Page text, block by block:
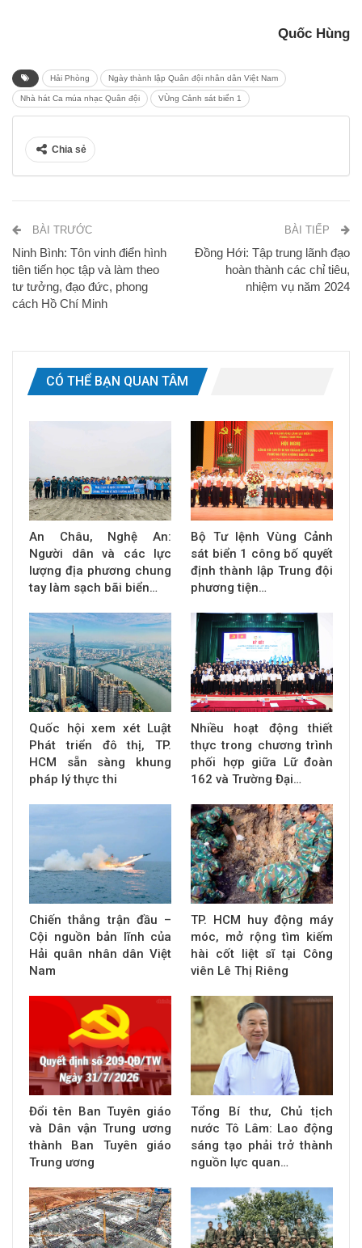
Quốc Hùng
Hải Phòng Ngày thành lập Quân đội nhân dân Việt Nam
Nhà hát Ca múa nhạc Quân đội VÙng Cảnh sát biển 1
Chia sẻ
BÀI TRƯỚC
Ninh Bình: Tôn vinh điển hình
tiên tiến học tập và làm theo
tư tưởng, đạo đức, phong
cách Hồ Chí Minh
BÀI TIẾP
Đồng Hới: Tập trung lãnh đạo
hoàn thành các chỉ tiêu,
nhiệm vụ năm 2024
CÓ THỂ BẠN QUAN TÂM
An Châu, Nghệ An:
Người dân và các lực
lượng địa phương chung
tay làm sạch bãi biển…
Bộ Tư lệnh Vùng Cảnh
sát biển 1 công bố quyết
định thành lập Trung đội
phương tiện…
Quốc hội xem xét Luật
Phát triển đô thị, TP.
HCM sẵn sàng khung
pháp lý thực thi
Nhiều hoạt động thiết
thực trong chương trình
phối hợp giữa Lữ đoàn
162 và Trường Đại…
Chiến thắng trận đầu –
Cội nguồn bản lĩnh của
Hải quân nhân dân Việt
Nam
TP. HCM huy động máy
móc, mở rộng tìm kiếm
hài cốt liệt sĩ tại Công
viên Lê Thị Riêng
Đổi tên Ban Tuyên giáo
và Dân vận Trung ương
thành Ban Tuyên giáo
Trung ương
Tổng Bí thư, Chủ tịch
nước Tô Lâm: Lao động
sáng tạo phải trở thành
nguồn lực quan…